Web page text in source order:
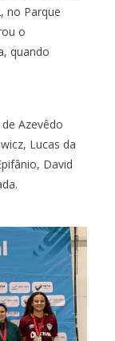
no Parque
o
quando
Azevêdo
Lucas da
David